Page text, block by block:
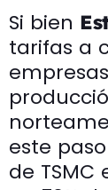
Si bien
tarifas a
este
de